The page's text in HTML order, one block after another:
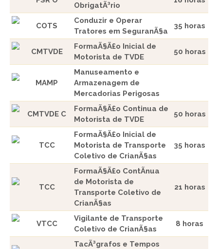
ObrigatÃ³rio
COTS
Conduzir e Operar
Tratores em SeguranÃ§a
35 horas
CMTVDE
FormaÃ§Ã£o Inicial de
Motorista de TVDE
50 horas
MAMP
Manuseamento e
Armazenagem de
Mercadorias Perigosas
CMTVDE C
FormaÃ§Ã£o Continua de
Motorista de TVDE
50 horas
TCC
FormaÃ§Ã£o Inicial de
Motorista de Transporte
Coletivo de CrianÃ§as
35 horas
TCC
FormaÃ§Ã£o ContÃ­nua
de Motorista de
Transporte Coletivo de
CrianÃ§as
21 horas
VTCC
Vigilante de Transporte
Coletivo de CrianÃ§as
8 horas
TacÃ³grafos e Tempos